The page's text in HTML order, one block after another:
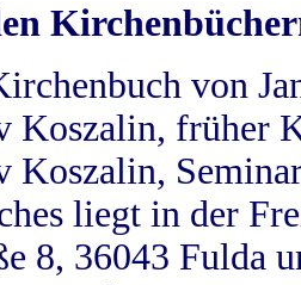
von
Koszalin, früher
Koszalin,
liegt in der
8, 36043 Fulda